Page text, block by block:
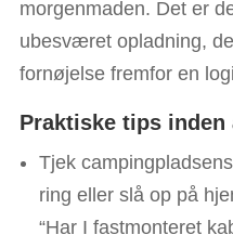
morgenmaden. Det er
ubesværet opladning,
fornøjelse fremfor en
Praktiske tips inden
Tjek
ring eller slå op på
“Har I fastmonteret